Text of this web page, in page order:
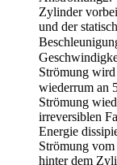
Zylinder
und der
Strömung
wiederrum an
Strömung
irreversiblen
Energie
Strömung
hinter dem